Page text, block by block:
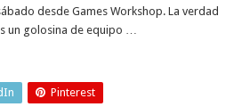
desde Games Workshop. La verdad
un golosina de equipo …
Pinterest